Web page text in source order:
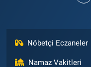
Nöbetçi Eczaneler
Namaz Vakitleri